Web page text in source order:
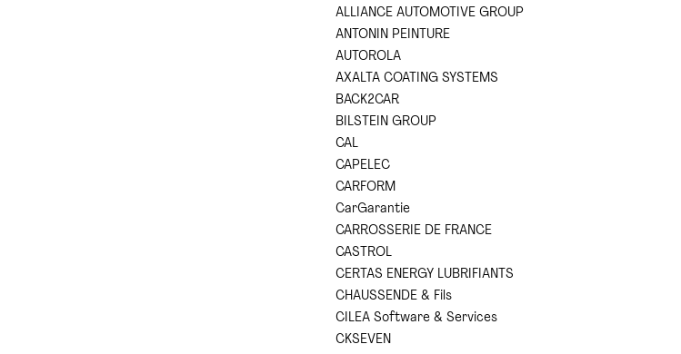
ALLIANCE AUTOMOTIVE GROUP
ANTONIN PEINTURE
AUTOROLA
AXALTA COATING SYSTEMS
BACK2CAR
BILSTEIN GROUP
CAL
CAPELEC
CARFORM
CarGarantie
CARROSSERIE DE FRANCE
CASTROL
CERTAS ENERGY LUBRIFIANTS
CHAUSSENDE & Fils
CILEA Software & Services
CKSEVEN